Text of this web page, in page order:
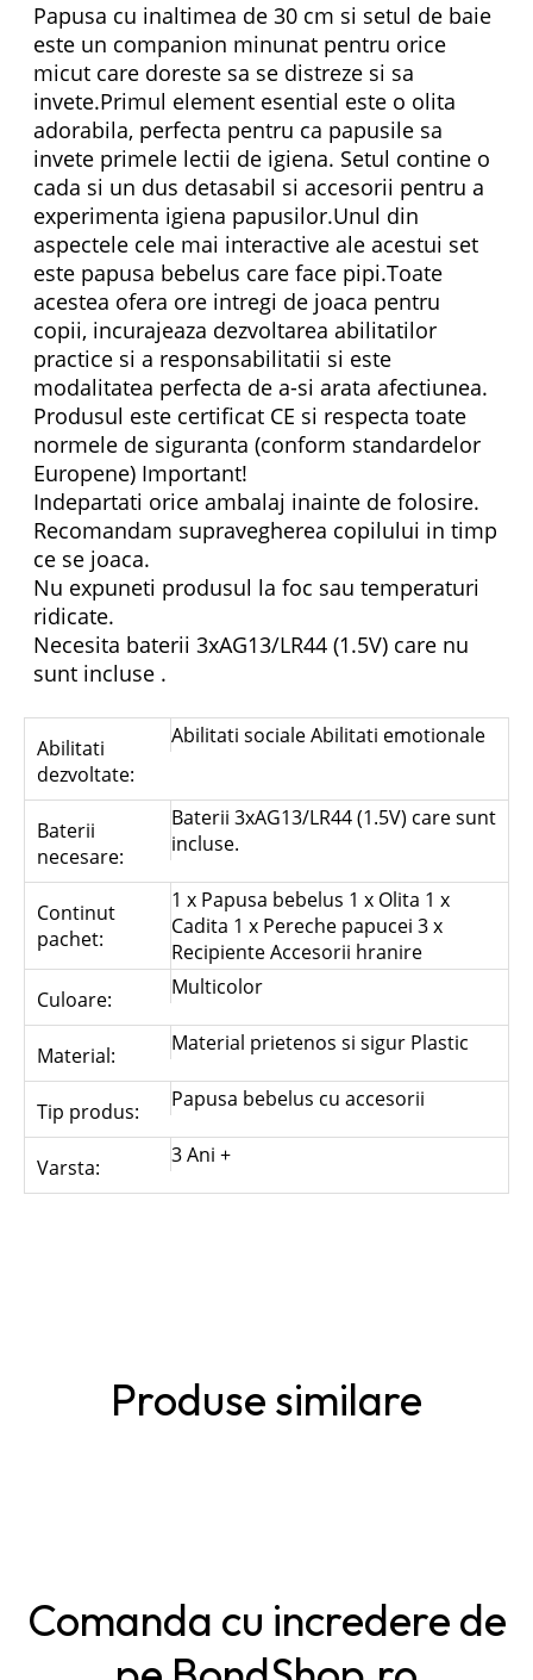
Papusa cu inaltimea de 30 cm si setul de baie
este un companion minunat pentru orice
micut care doreste sa se distreze si sa
invete.Primul element esential este o olita
adorabila, perfecta pentru ca papusile sa
invete primele lectii de igiena. Setul contine o
cada si un dus detasabil si accesorii pentru a
experimenta igiena papusilor.Unul din
aspectele cele mai interactive ale acestui set
este papusa bebelus care face pipi.Toate
acestea ofera ore intregi de joaca pentru
copii, incurajeaza dezvoltarea abilitatilor
practice si a responsabilitatii si este
modalitatea perfecta de a-si arata afectiunea.
Produsul este certificat CE si respecta toate
normele de siguranta (conform standardelor
Europene) Important!
Indepartati orice ambalaj inainte de folosire.
Recomandam supravegherea copilului in timp
ce se joaca.
Nu expuneti produsul la foc sau temperaturi
ridicate.
Necesita baterii 3xAG13/LR44 (1.5V) care nu
sunt incluse .
Abilitati
dezvoltate:
Abilitati sociale Abilitati emotionale
Baterii
necesare:
Baterii 3xAG13/LR44 (1.5V) care sunt
incluse.
Continut
pachet:
1 x Papusa bebelus 1 x Olita 1 x
Cadita 1 x Pereche papucei 3 x
Recipiente Accesorii hranire
Culoare:
Multicolor
Material: Material prietenos si sigur Plastic
Tip produs: Papusa bebelus cu accesorii
Varsta: 3 Ani +
Produse similare
Comanda cu incredere de